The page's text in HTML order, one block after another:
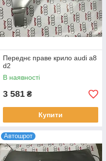
Переднє праве крило audi a8
d2
В наявності
3 581 ₴
Купити
Автошрот